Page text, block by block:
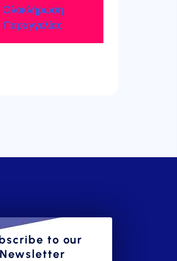
Ολοκλήρωση
Παραγγελίας
to our
Newsletter